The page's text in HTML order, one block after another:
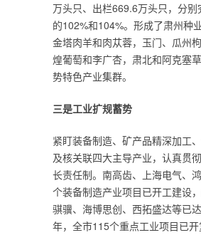
万头只、出栏669.6万头只，分别
的102%和104%。形成了肃州种
金塔肉羊和肉苁蓉，玉门、瓜州
煌葡萄和李广杏，肃北和阿克塞
势特色产业集群。
三是工业扩规蓄势
紧盯装备制造、矿产品精深加工
及核关联四大主导产业，认真贯
长责任制。南高齿、上海电气、
个装备制造产业项目已开工建设
骐骥、海博思创、西拓盛达等已
年，全市115个重点工业项目已